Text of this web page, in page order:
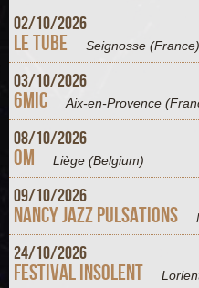
02/10/2026
Le Tube Seignosse (France)
03/10/2026
6MIC Aix-en-Provence
08/10/2026
OM Liège (Belgium)
09/10/2026
Nancy Jazz Pulsations
24/10/2026
Festival Insolent